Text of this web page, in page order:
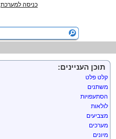
כניסה למערכת
תוכן העניינים:
קלט פלט
משתנים
הסתעפויות
לולאות
מצביעים
מערכים
מיונים